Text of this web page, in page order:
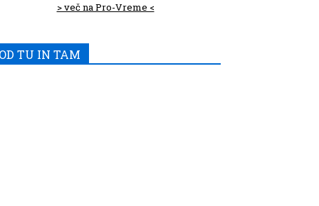
> več na Pro-Vreme <
TU IN TAM